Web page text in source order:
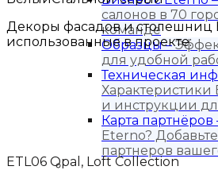
салонов в 70
команде
Образцы–
для удобной
Техническая
Характеристики
и инструкции
Карта партнёров
Eterno?
партнеров
Блог
Декоры фасадов и столешниц
использованные в проекте:
ETL06 Opal, Loft Collection